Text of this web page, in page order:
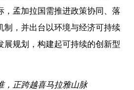
，孟加拉国需推进政策协同、落
制，并出台以环境与经济可持续
展规划，构建起可持续的创新型
，正跨越喜马拉雅山脉